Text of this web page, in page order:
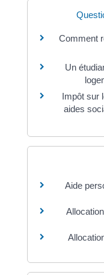
Comment
Un
Impôt sur
aides
Aide